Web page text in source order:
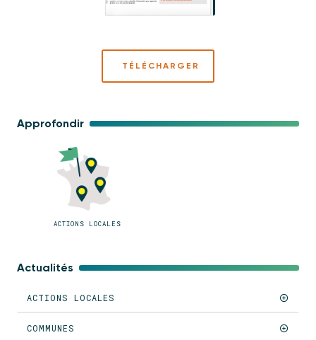
Approfondir
ACTIONS LOCALES
Actualités
ACTIONS LOCALES
COMMUNES
TÉLÉCHARGER